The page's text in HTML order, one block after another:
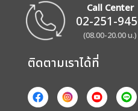
Call Center
02-251-
(08.00-20.00 น.)
ติดตามเราได้ที่